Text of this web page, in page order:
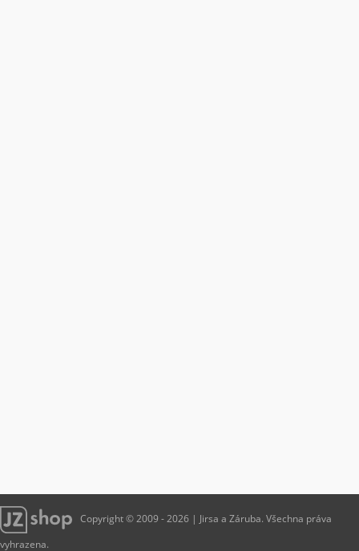
Copyright © 2009 - 2026 | Jirsa a Záruba. Všechna práva
vyhrazena.